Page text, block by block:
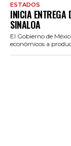
ESTADOS
INICIA ENTREGA
SINALOA
El Gobierno de
económicos a